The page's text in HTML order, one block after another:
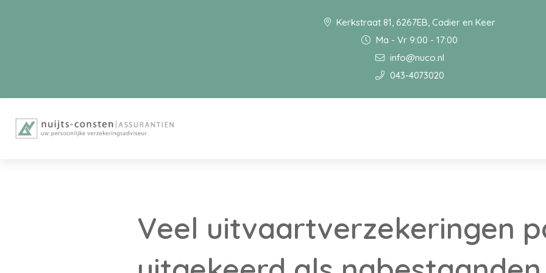
Kerkstraat 81, 6267EB, Cadier en Keer
Ma - Vr 9:00 - 17:00
info@nuco.nl
043-4073020
Veel uitvaartverzekeringen